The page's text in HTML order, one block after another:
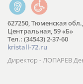
627250, Тюменская
Центральная, 59 «Б»
Тел.: (34543) 2-37-60
kristall-72.ru
Директор - ЛОПАРЕВ